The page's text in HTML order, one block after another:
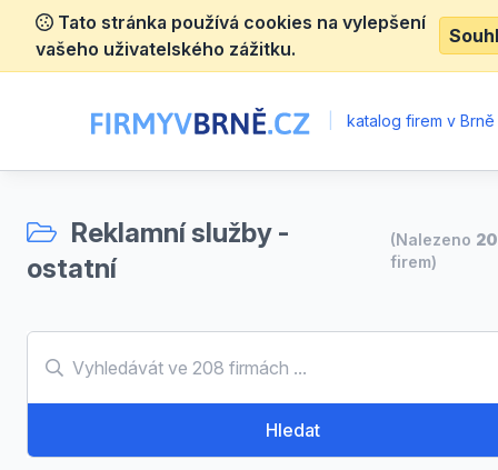
Tato stránka používá cookies na vylepšení
vašeho uživatelského zážitku.
katalog firem v Brně
Reklamní služby -
ostatní
(Nalezeno
firem)
Hledat